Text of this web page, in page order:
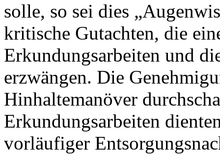
solle, so sei dies
kritische Gutachten, die
Erkundungsarbeiten und
erzwängen. Die
Hinhaltemanöver
Erkundungsarbeiten
vorläufiger